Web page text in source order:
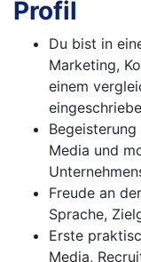
Profil
Du bist in
Marketing,
einem
Media und
Freude an
Sprache,
Erste
Media,